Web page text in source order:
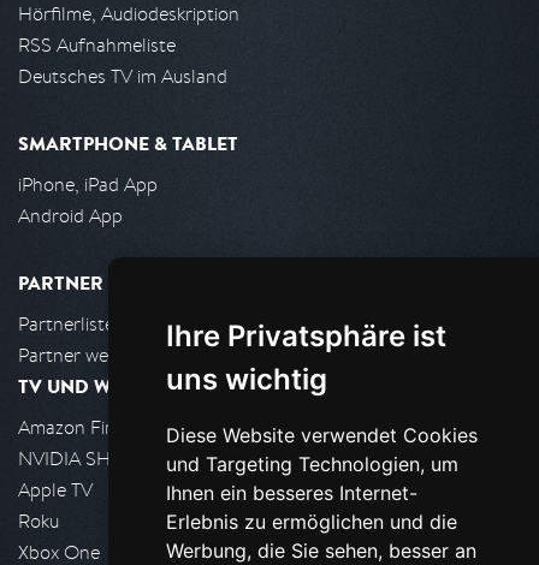
Ihre Privatsphäre ist
uns wichtig
Diese Website verwendet Cookies
und Targeting Technologien, um
Ihnen ein besseres Internet-
Erlebnis zu ermöglichen und die
Werbung, die Sie sehen, besser an
Hörfilme, Audiodeskription
RSS Aufnahmeliste
Deutsches TV im Ausland
SMARTPHONE & TABLET
iPhone, iPad App
Android App
PARTNER
Partnerliste
Partner werden
TV UND WOHNZIMMER
Amazon FireTV
NVIDIA SHIELD, Google TV
Apple TV
Roku
Xbox One